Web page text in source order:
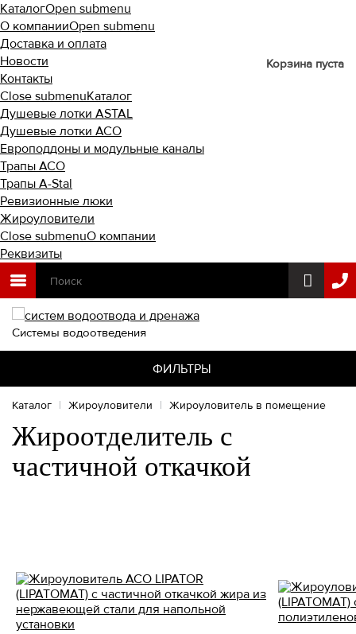
КаталогOpen submenu
О компанииOpen submenu
Доставка и оплата
Новости
Контакты
Close submenuКаталог
Душевые лотки ASTAL
Душевые лотки ACO
Европоддоны и модульные каналы
Трапы ACO
Трапы A-Stal
Ревизионные люки
Жироуловители
Close submenuО компании
Реквизиты
Системы водоотведения
Корзина пуста
ФИЛЬТРЫ
Каталог | Жироуловители | Жироуловитель в помещение
Жироотделитель с
частичной откачкой